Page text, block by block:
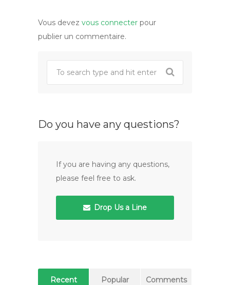
Vous devez vous connecter pour
publier un commentaire.
Do you have any questions?
If you are having any questions,
please feel free to ask.
Drop Us a Line
Recent Popular Comments